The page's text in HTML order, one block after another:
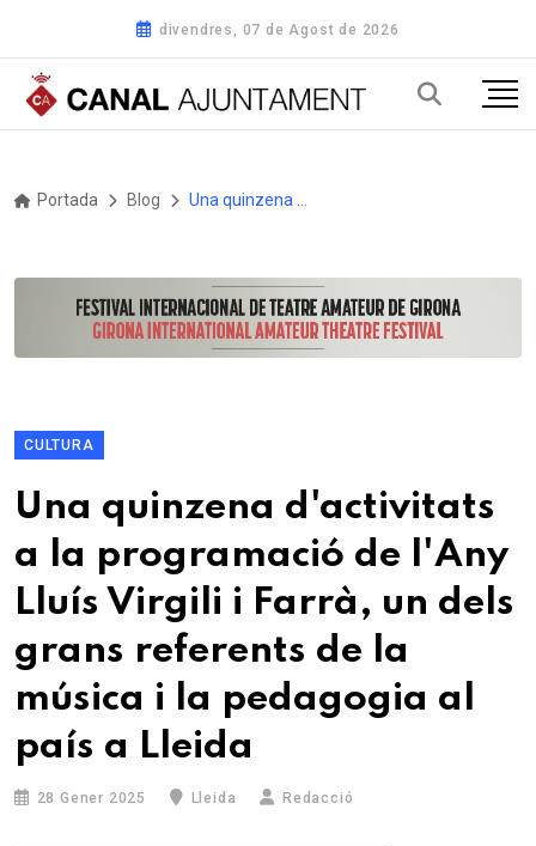
divendres, 07 de Agost de 2026
Portada Blog
CULTURA
Una quinzena d'activitats
a la programació de l'Any
Lluís Virgili i Farrà, un dels
grans referents de la
música i la pedagogia al
país a Lleida
28 Gener 2025 Lleida Redacció